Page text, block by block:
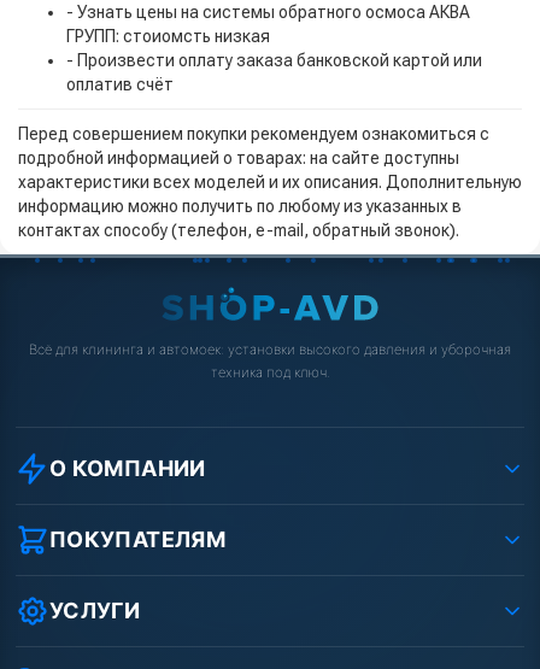
- Узнать цены на системы обратного осмоса АКВА
ГРУПП: стоиомсть низкая
- Произвести оплату заказа банковской картой или
оплатив счёт
Перед совершением покупки рекомендуем ознакомиться с
подробной информацией о товарах: на сайте доступны
характеристики всех моделей и их описания. Дополнительную
информацию можно получить по любому из указанных в
контактах способу (телефон, e-mail, обратный звонок).
Всё для клининга и автомоек: установки высокого давления и уборочная
техника под ключ.
О КОМПАНИИ
О компании
Реквизиты ООО «Шоп АВД»
Защита данных клиента
Условия соглашения
Вакансии
ПОКУПАТЕЛЯМ
Как заказать?
Оплата
Доставка
УСЛУГИ
Ремонт АВД